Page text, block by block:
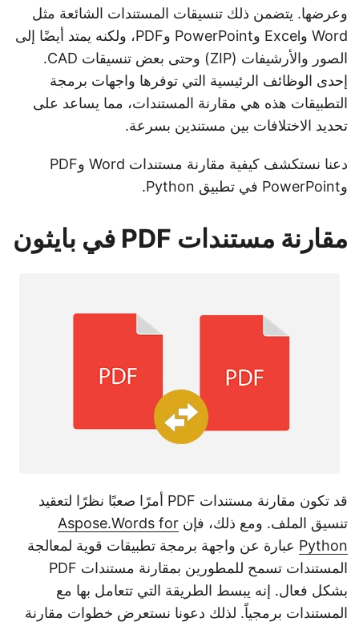
وعرضها. يتضمن ذلك تنسيقات المستندات الشائعة مثل
Word وExcel وPowerPoint وPDF، ولكنه يمتد أيضًا إلى
الصور والأرشيفات (ZIP) وحتى بعض تنسيقات CAD.
إحدى الوظائف الرئيسية التي توفرها واجهات برمجة
التطبيقات هذه هي مقارنة المستندات، مما يساعد على
تحديد الاختلافات بين مستندين بسرعة.
دعنا نستكشف كيفية مقارنة مستندات Word وPDF
مقارنة مستندات PDF في بايثون
قد تكون مقارنة مستندات PDF أمرًا صعبًا نظرًا لتعقيد
تنسيق الملف. ومع ذلك، فإنAspose.Words for
Pythonعبارة عن واجهة برمجة تطبيقات قوية لمعالجة
المستندات تسمح للمطورين بمقارنة مستندات PDF
بشكل فعال. إنه يبسط الطريقة التي تتعامل بها مع
المستندات برمجياً. لذلك دعونا نستعرض خطوات مقارنة